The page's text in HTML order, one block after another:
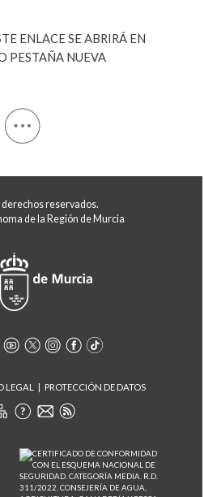
reservados.
de la Región de Murcia
LEGAL PROTECCIÓN DE DATOS